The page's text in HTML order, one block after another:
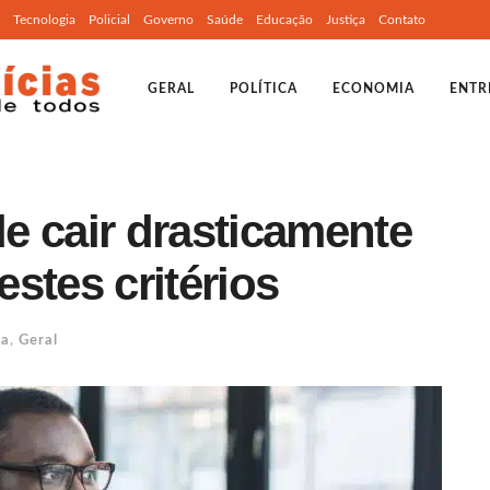
Tecnologia Policial Governo Saúde Educação Justiça Contato
GERAL POLÍTICA ECONOMIA
cair drasticamente
critérios
, Geral